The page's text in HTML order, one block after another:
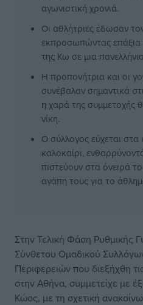
αγωνιστική χρονιά.
Οι αθλήτριες έδωσαν
εκπροσωπώντας επάξια
της Κω σε μια
Η προπονήτρια και οι
συνέβαλαν σημαντικά
η χαρά της συμμετοχής
νίκη.
Ο σύλλογος εύχεται στα
καλοκαίρι,
πιστεύουν στα όνειρά
αγάπη τους για το
Στην Τελική Φάση Ρυθμικής
Σύνθετου Ομαδικού Συλλόγων
Περιφερειών που διεξήχθη
στην Αθήνα, συμμετείχε με
Κώος, με τη σχετική